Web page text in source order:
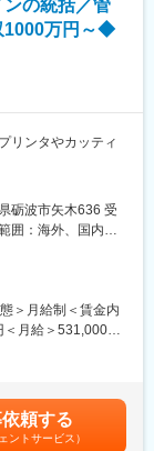
の統括／管
1000万円～◆
リンタやカッティ
ていただきます。
金・溶接などの金
。
導入や組織改革を
ます。
理会計導入による
推進します。
砺波市矢木636 受
囲：海外、国内を
じた場合は出向先
＞月給制＜賃金内
月給＞531,000円
頼する
ントサービス）